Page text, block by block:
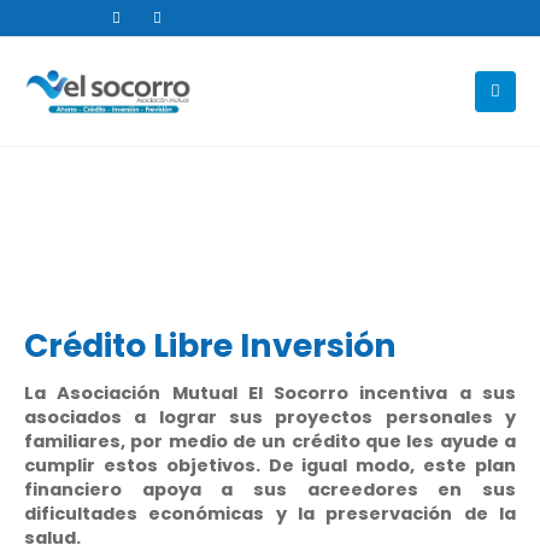
Crédito Libre Inversión
La Asociación Mutual El Socorro incentiva a sus
asociados a lograr sus proyectos personales y
familiares, por medio de un crédito que les ayude a
cumplir estos objetivos. De igual modo, este plan
financiero apoya a sus acreedores en sus
dificultades económicas y la preservación de la
salud.